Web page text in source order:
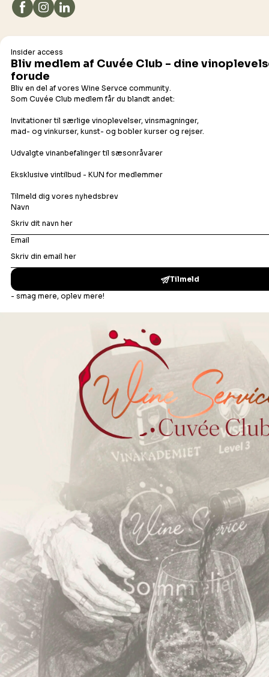
Det flydende udvalg
Champagne
Hvidvin
Rosévin
Rødvin
Portvin
Dessertvin
Bonusafdelingen
Madopskrifter
Din ro i maven
Handelsbetingelser B2C
Øvrige politikker
FN’s Verdensmål
Fortryd dit køb
Kontakt os
ALDERSGRÆNSE
FOR SALG